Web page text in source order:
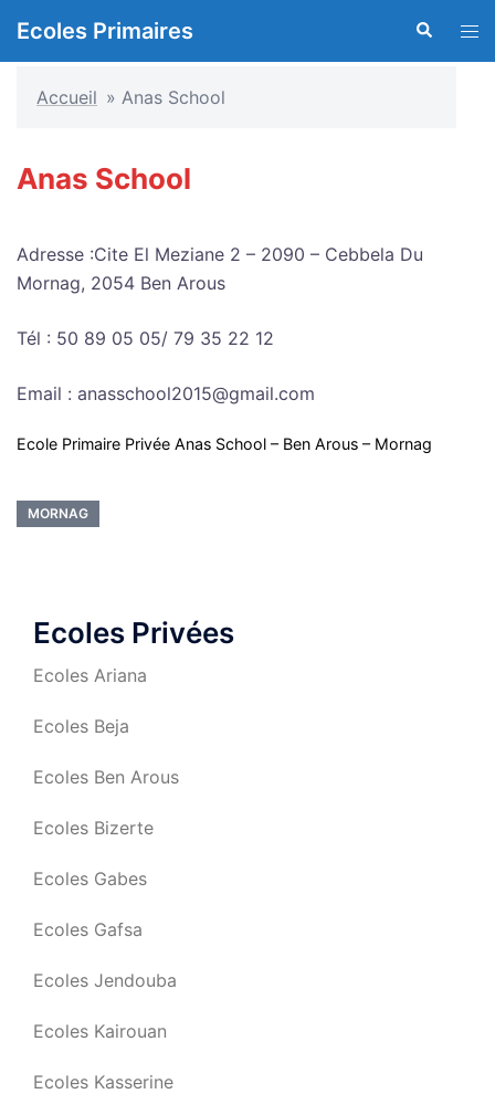
auEcoles Primaires
le
Accueil » Anas School
Anas School
Adresse :Cite El Meziane 2 – 2090 – Cebbela Du
Mornag, 2054 Ben Arous
Tél : 50 89 05 05/ 79 35 22 12
Email : anasschool2015@gmail.com
Ecole Primaire Privée Anas School – Ben Arous – Mornag
MORNAG
Ecoles Privées
Ecoles Ariana
Ecoles Beja
Ecoles Ben Arous
Ecoles Bizerte
Ecoles Gabes
Ecoles Gafsa
Ecoles Jendouba
Ecoles Kairouan
Ecoles Kasserine